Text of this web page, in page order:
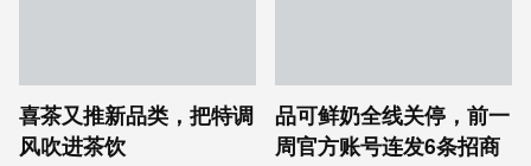
喜茶又推新品类，把特调
风吹进茶饮
品可鲜奶全线关停，前一
周官方账号连发6条招商